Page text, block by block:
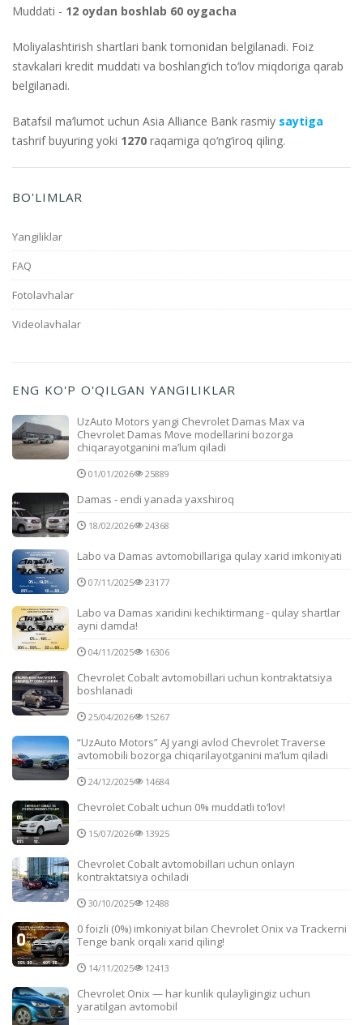
Muddati - 12 oydan boshlab 60 oygacha
Moliyalashtirish shartlari bank tomonidan belgilanadi. Foiz
stavkalari kredit muddati va boshlang‘ich to‘lov miqdoriga qarab
belgilanadi.
Batafsil ma’lumot uchun Asia Alliance Bank rasmiy saytiga
tashrif buyuring yoki 1270 raqamiga qo‘ng‘iroq qiling.
BO'LIMLAR
Yangiliklar
FAQ
Fotolavhalar
Videolavhalar
ENG KO'P O'QILGAN YANGILIKLAR
UzAuto Motors yangi Chevrolet Damas Max va
Chevrolet Damas Move modellarini bozorga
chiqarayotganini ma’lum qiladi
01/01/2026 25889
Damas - endi yanada yaxshiroq
18/02/2026 24368
Labo va Damas avtomobillariga qulay xarid imkoniyati
07/11/2025 23177
Labo va Damas xaridini kechiktirmang - qulay shartlar
ayni damda!
04/11/2025 16306
Chevrolet Cobalt avtomobillari uchun kontraktatsiya
boshlanadi
25/04/2026 15267
“UzAuto Motors” AJ yangi avlod Chevrolet Traverse
avtomobili bozorga chiqarilayotganini ma’lum qiladi
24/12/2025 14684
Chevrolet Cobalt uchun 0% muddatli to‘lov!
15/07/2026 13925
Chevrolet Cobalt avtomobillari uchun onlayn
kontraktatsiya ochiladi
30/10/2025 12488
0 foizli (0%) imkoniyat bilan Chevrolet Onix va Trackerni
Tenge bank orqali xarid qiling!
14/11/2025 12413
Chevrolet Onix — har kunlik qulayligingiz uchun
yaratilgan avtomobil